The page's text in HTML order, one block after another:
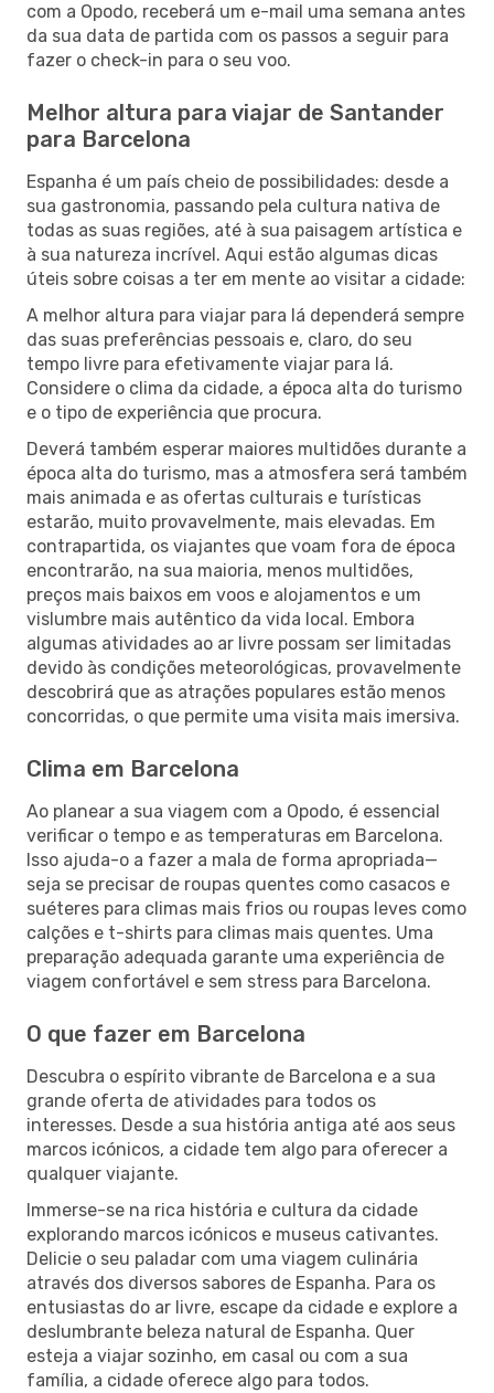
com a Opodo, receberá um e-mail uma semana antes
da sua data de partida com os passos a seguir para
fazer o check-in para o seu voo.
Melhor altura para viajar de Santander
para Barcelona
Espanha é um país cheio de possibilidades: desde a
sua gastronomia, passando pela cultura nativa de
todas as suas regiões, até à sua paisagem artística e
à sua natureza incrível. Aqui estão algumas dicas
úteis sobre coisas a ter em mente ao visitar a cidade:
A melhor altura para viajar para lá dependerá sempre
das suas preferências pessoais e, claro, do seu
tempo livre para efetivamente viajar para lá.
Considere o clima da cidade, a época alta do turismo
e o tipo de experiência que procura.
Deverá também esperar maiores multidões durante a
época alta do turismo, mas a atmosfera será também
mais animada e as ofertas culturais e turísticas
estarão, muito provavelmente, mais elevadas. Em
contrapartida, os viajantes que voam fora de época
encontrarão, na sua maioria, menos multidões,
preços mais baixos em voos e alojamentos e um
vislumbre mais autêntico da vida local. Embora
algumas atividades ao ar livre possam ser limitadas
devido às condições meteorológicas, provavelmente
descobrirá que as atrações populares estão menos
concorridas, o que permite uma visita mais imersiva.
Clima em Barcelona
Ao planear a sua viagem com a Opodo, é essencial
verificar o tempo e as temperaturas em Barcelona.
Isso ajuda-o a fazer a mala de forma apropriada—
seja se precisar de roupas quentes como casacos e
suéteres para climas mais frios ou roupas leves como
calções e t-shirts para climas mais quentes. Uma
preparação adequada garante uma experiência de
viagem confortável e sem stress para Barcelona.
O que fazer em Barcelona
Descubra o espírito vibrante de Barcelona e a sua
grande oferta de atividades para todos os
interesses. Desde a sua história antiga até aos seus
marcos icónicos, a cidade tem algo para oferecer a
qualquer viajante.
Immerse-se na rica história e cultura da cidade
explorando marcos icónicos e museus cativantes.
Delicie o seu paladar com uma viagem culinária
através dos diversos sabores de Espanha. Para os
entusiastas do ar livre, escape da cidade e explore a
deslumbrante beleza natural de Espanha. Quer
esteja a viajar sozinho, em casal ou com a sua
família, a cidade oferece algo para todos.